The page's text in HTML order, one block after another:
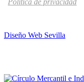
Diseño Web Sevilla